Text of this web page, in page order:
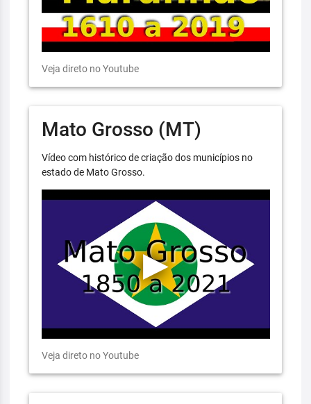
Veja direto no Youtube
Mato Grosso (MT)
Vídeo com histórico de criação dos municípios no
estado de Mato Grosso.
Veja direto no Youtube